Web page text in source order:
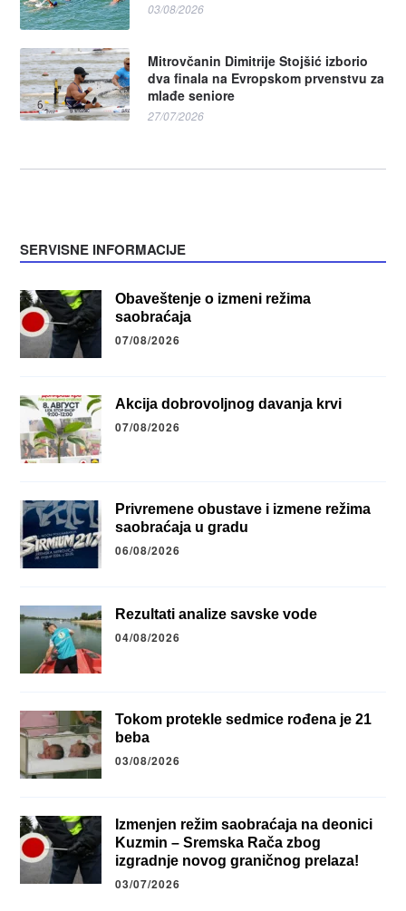
03/08/2026
Mitrovčanin Dimitrije Stojšić izborio
dva finala na Evropskom prvenstvu za
mlađe seniore
27/07/2026
SERVISNE INFORMACIJE
Obaveštenje o izmeni režima
saobraćaja
07/08/2026
Akcija dobrovoljnog davanja krvi
07/08/2026
Privremene obustave i izmene režima
saobraćaja u gradu
06/08/2026
Rezultati analize savske vode
04/08/2026
Tokom protekle sedmice rođena je 21
beba
03/08/2026
Izmenjen režim saobraćaja na deonici
Kuzmin – Sremska Rača zbog
izgradnje novog graničnog prelaza!
03/07/2026